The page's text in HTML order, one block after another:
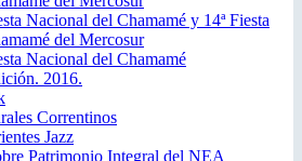
Nacional del Chamamé y 14ª Fiesta
del Mercosur
Nacional del Chamamé
2016.
Correntinos
Jazz
Patrimonio Integral del NEA